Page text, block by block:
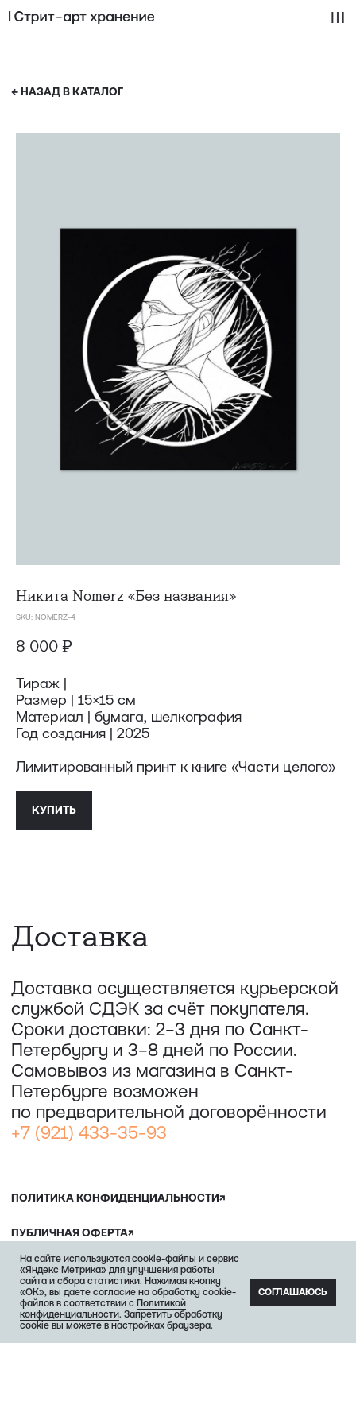
Никита Nomerz «Без названия»
SKU: NOMERZ-4
8 000 ₽
Тираж |
Размер | 15×15 см
Материал | бумага, шелкография
Год создания | 2025
Лимитированный принт к книге «Части целого»
КУПИТЬ
Доставка осуществляется курьерской
службой СДЭК за счёт покупателя.
Сроки доставки: 2−3 дня по Санкт-
Самовывоз из магазина в Санкт-
Петербурге возможен
по предварительной договорённости
+7 (921) 433-35-93
ОООО "СИЛА МЕСТА", ИНН: 7801287990,
САНКТ-ПЕТЕРБУРГ, СЕВКАБЕЛЬ ПОРТ
КОЖЕВЕННАЯ УЛИЦА, 40Е
2-Й ЭТАЖ, ДОМОФОН 19#
ВКОНТАКТЕ↗И
ПОЧТА:INFO@STREET-ART-STORAGE.COM,
PR@STREET-ART-STORAGE.COM
ДЛЯ ЗАПИСИ НА ЭКСКУРСИИ:
+7 921 433-35-93
+7 911 779-63-95
На сайте используются cookie-файлы и сервис
«Яндекс Метрика» для улучшения работы
сайта и сбора статистики. Нажимая кнопку
«ОК», вы даете согласие на обработку cookie-
файлов в соответствии с Политикой
конфиденциальности. Запретить обработку
cookie вы можете в настройках браузера.
СОГЛАШАЮСЬ